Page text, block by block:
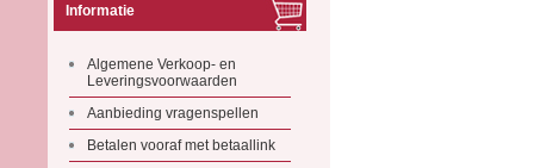
Informatie
Algemene Verkoop- en
Leveringsvoorwaarden
Aanbieding vragenspellen
Betalen vooraf met betaallink